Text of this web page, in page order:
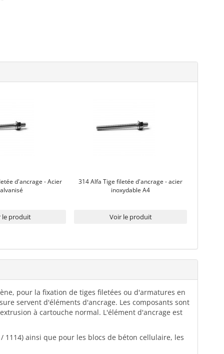
d'ancrage - Acier
le produit
314 Alfa Tige filetée d'ancrage - acier
inoxydable A4
Voir le produit
pour la fixation de tiges filetées ou d'armatures en
servent d'éléments d'ancrage. Les composants sont
à cartouche normal. L'élément d'ancrage est
ainsi que pour les blocs de béton cellulaire, les